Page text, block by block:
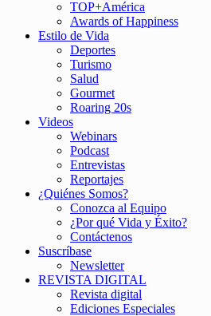
TOP+América
Awards of Happiness
Estilo de Vida
Deportes
Turismo
Salud
Gourmet
Roaring 20s
Videos
Webinars
Podcast
Entrevistas
Reportajes
¿Quiénes Somos?
Conozca al Equipo
¿Por qué Vida y Éxito?
Contáctenos
Suscríbase
Newsletter
REVISTA DIGITAL
Revista digital
Ediciones Especiales